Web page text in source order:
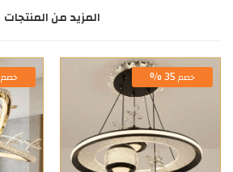
المزيد من المنتجات
خصم 35 % خصم